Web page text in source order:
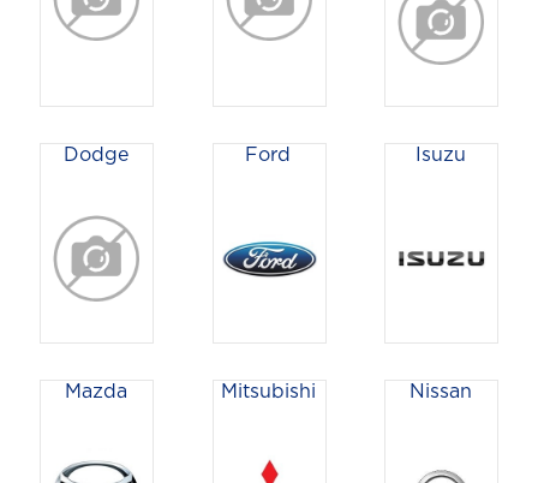
Dodge Ford Isuzu
Mazda Mitsubishi Nissan